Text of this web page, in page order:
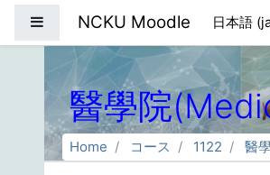
サイドパネル
NCKU Moodle 日本語
醫學院
Home コース 1122 醫